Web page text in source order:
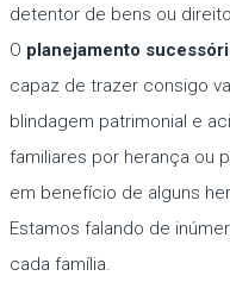
detentor de bens ou
O planejamento
capaz de trazer consigo
blindagem patrimonial e
familiares por herança ou
em benefício de alguns
Estamos falando de
cada família.